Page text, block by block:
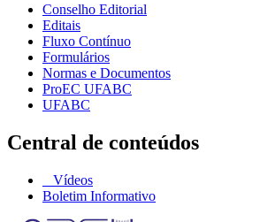
Conselho Editorial
Editais
Fluxo Contínuo
Formulários
Normas e Documentos
ProEC UFABC
UFABC
Central de conteúdos
Vídeos
Boletim Informativo